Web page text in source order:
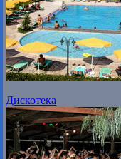
Дискотека